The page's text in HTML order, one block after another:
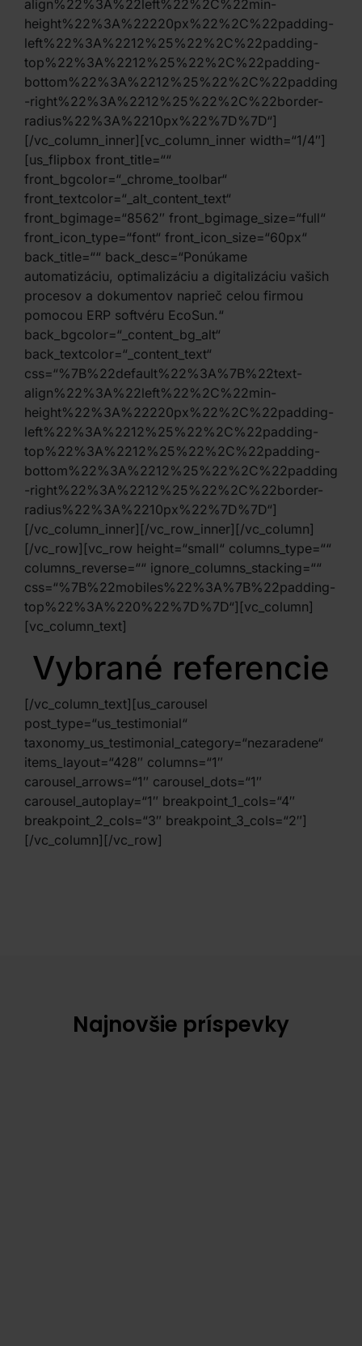
align%22%3A%22left%22%2C%22min-
height%22%3A%22220px%22%2C%22padding-
left%22%3A%2212%25%22%2C%22padding-
top%22%3A%2212%25%22%2C%22padding-
bottom%22%3A%2212%25%22%2C%22padding
-right%22%3A%2212%25%22%2C%22border-
radius%22%3A%2210px%22%7D%7D“]
[/vc_column_inner][vc_column_inner width=“1/4″]
[us_flipbox front_title=““
front_bgcolor=“_chrome_toolbar“
front_textcolor=“_alt_content_text“
front_bgimage=“8562″ front_bgimage_size=“full“
front_icon_type=“font“ front_icon_size=“60px“
back_title=““ back_desc=“Ponúkame
automatizáciu, optimalizáciu a digitalizáciu vašich
procesov a dokumentov naprieč celou firmou
pomocou ERP softvéru EcoSun.“
back_bgcolor=“_content_bg_alt“
back_textcolor=“_content_text“
css=“%7B%22default%22%3A%7B%22text-
align%22%3A%22left%22%2C%22min-
height%22%3A%22220px%22%2C%22padding-
left%22%3A%2212%25%22%2C%22padding-
top%22%3A%2212%25%22%2C%22padding-
bottom%22%3A%2212%25%22%2C%22padding
-right%22%3A%2212%25%22%2C%22border-
radius%22%3A%2210px%22%7D%7D“]
[/vc_column_inner][/vc_row_inner][/vc_column]
[/vc_row][vc_row height=“small“ columns_type=““
columns_reverse=““ ignore_columns_stacking=““
css=“%7B%22mobiles%22%3A%7B%22padding-
top%22%3A%220%22%7D%7D“][vc_column]
[vc_column_text]
Vybrané referencie
[/vc_column_text][us_carousel
post_type=“us_testimonial“
taxonomy_us_testimonial_category=“nezaradene“
items_layout=“428″ columns=“1″
carousel_arrows=“1″ carousel_dots=“1″
carousel_autoplay=“1″ breakpoint_1_cols=“4″
breakpoint_2_cols=“3″ breakpoint_3_cols=“2″]
[/vc_column][/vc_row]
Najnovšie príspevky